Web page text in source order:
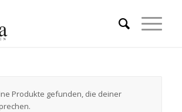
Produkte gefunden, die deiner